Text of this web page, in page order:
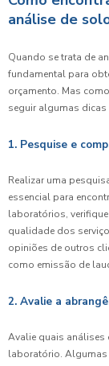
análise de
Quando se trata de
fundamental para
orçamento. Mas
seguir algumas
1. Pesquise e
Realizar uma
essencial para
laboratórios,
qualidade dos
opiniões de outros
como emissão de
2. Avalie a
Avalie quais análises
laboratório. Algumas